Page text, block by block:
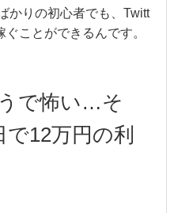
かりの初心者でも、Twitt
ことができるんです。
で怖い…そ
12万円の利